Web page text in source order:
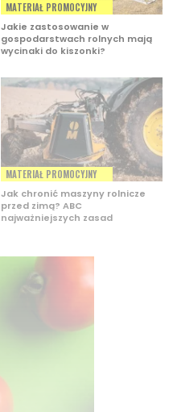
MATERIAŁ PROMOCYJNY
Jakie zastosowanie w
gospodarstwach rolnych mają
wycinaki do kiszonki?
MATERIAŁ PROMOCYJNY
Jak chronić maszyny rolnicze
przed zimą? ABC
najważniejszych zasad